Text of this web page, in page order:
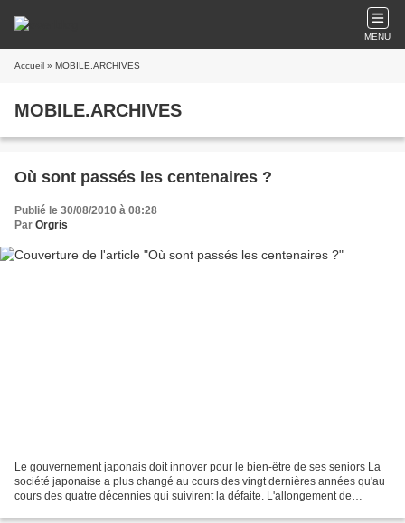
MENU
Accueil » MOBILE.ARCHIVES
MOBILE.ARCHIVES
Où sont passés les centenaires ?
Publié le 30/08/2010 à 08:28
Par Orgris
Le gouvernement japonais doit innover pour le bien-être de ses seniors La
société japonaise a plus changé au cours des vingt dernières années qu'au
cours des quatre décennies qui suivirent la défaite. L'allongement de